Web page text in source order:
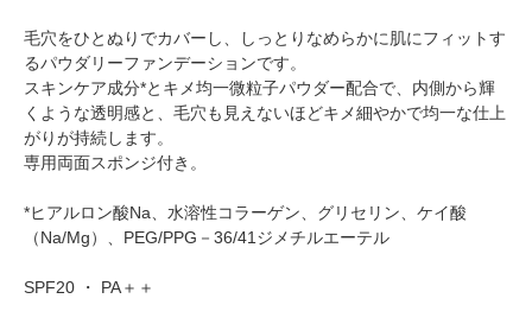
毛穴をひとぬりでカバーし、しっとりなめらかに肌にフィットす
るパウダリーファンデーションです。
スキンケア成分*とキメ均一微粒子パウダー配合で、内側から輝
くような透明感と、毛穴も見えないほどキメ細やかで均一な仕上
がりが持続します。
専用両面スポンジ付き。
*ヒアルロン酸Na、水溶性コラーゲン、グリセリン、ケイ酸
（Na/Mg）、PEG/PPG－36/41ジメチルエーテル
SPF20 ・ PA＋＋